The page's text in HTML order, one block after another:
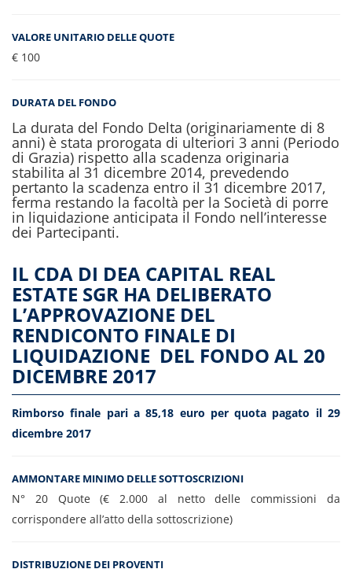
VALORE UNITARIO DELLE QUOTE
€ 100
DURATA DEL FONDO
La durata del Fondo Delta (originariamente di 8
anni) è stata prorogata di ulteriori 3 anni (Periodo
di Grazia) rispetto alla scadenza originaria
stabilita al 31 dicembre 2014, prevedendo
pertanto la scadenza entro il 31 dicembre 2017,
ferma restando la facoltà per la Società di porre
in liquidazione anticipata il Fondo nell’interesse
dei Partecipanti.
IL CDA DI DEA CAPITAL REAL
ESTATE SGR HA DELIBERATO
L’APPROVAZIONE DEL
RENDICONTO FINALE DI
LIQUIDAZIONE DEL FONDO AL 20
DICEMBRE 2017
Rimborso finale pari a 85,18 euro per quota pagato il 29
dicembre 2017
AMMONTARE MINIMO DELLE SOTTOSCRIZIONI
N° 20 Quote (€ 2.000 al netto delle commissioni da
corrispondere all’atto della sottoscrizione)
DISTRIBUZIONE DEI PROVENTI